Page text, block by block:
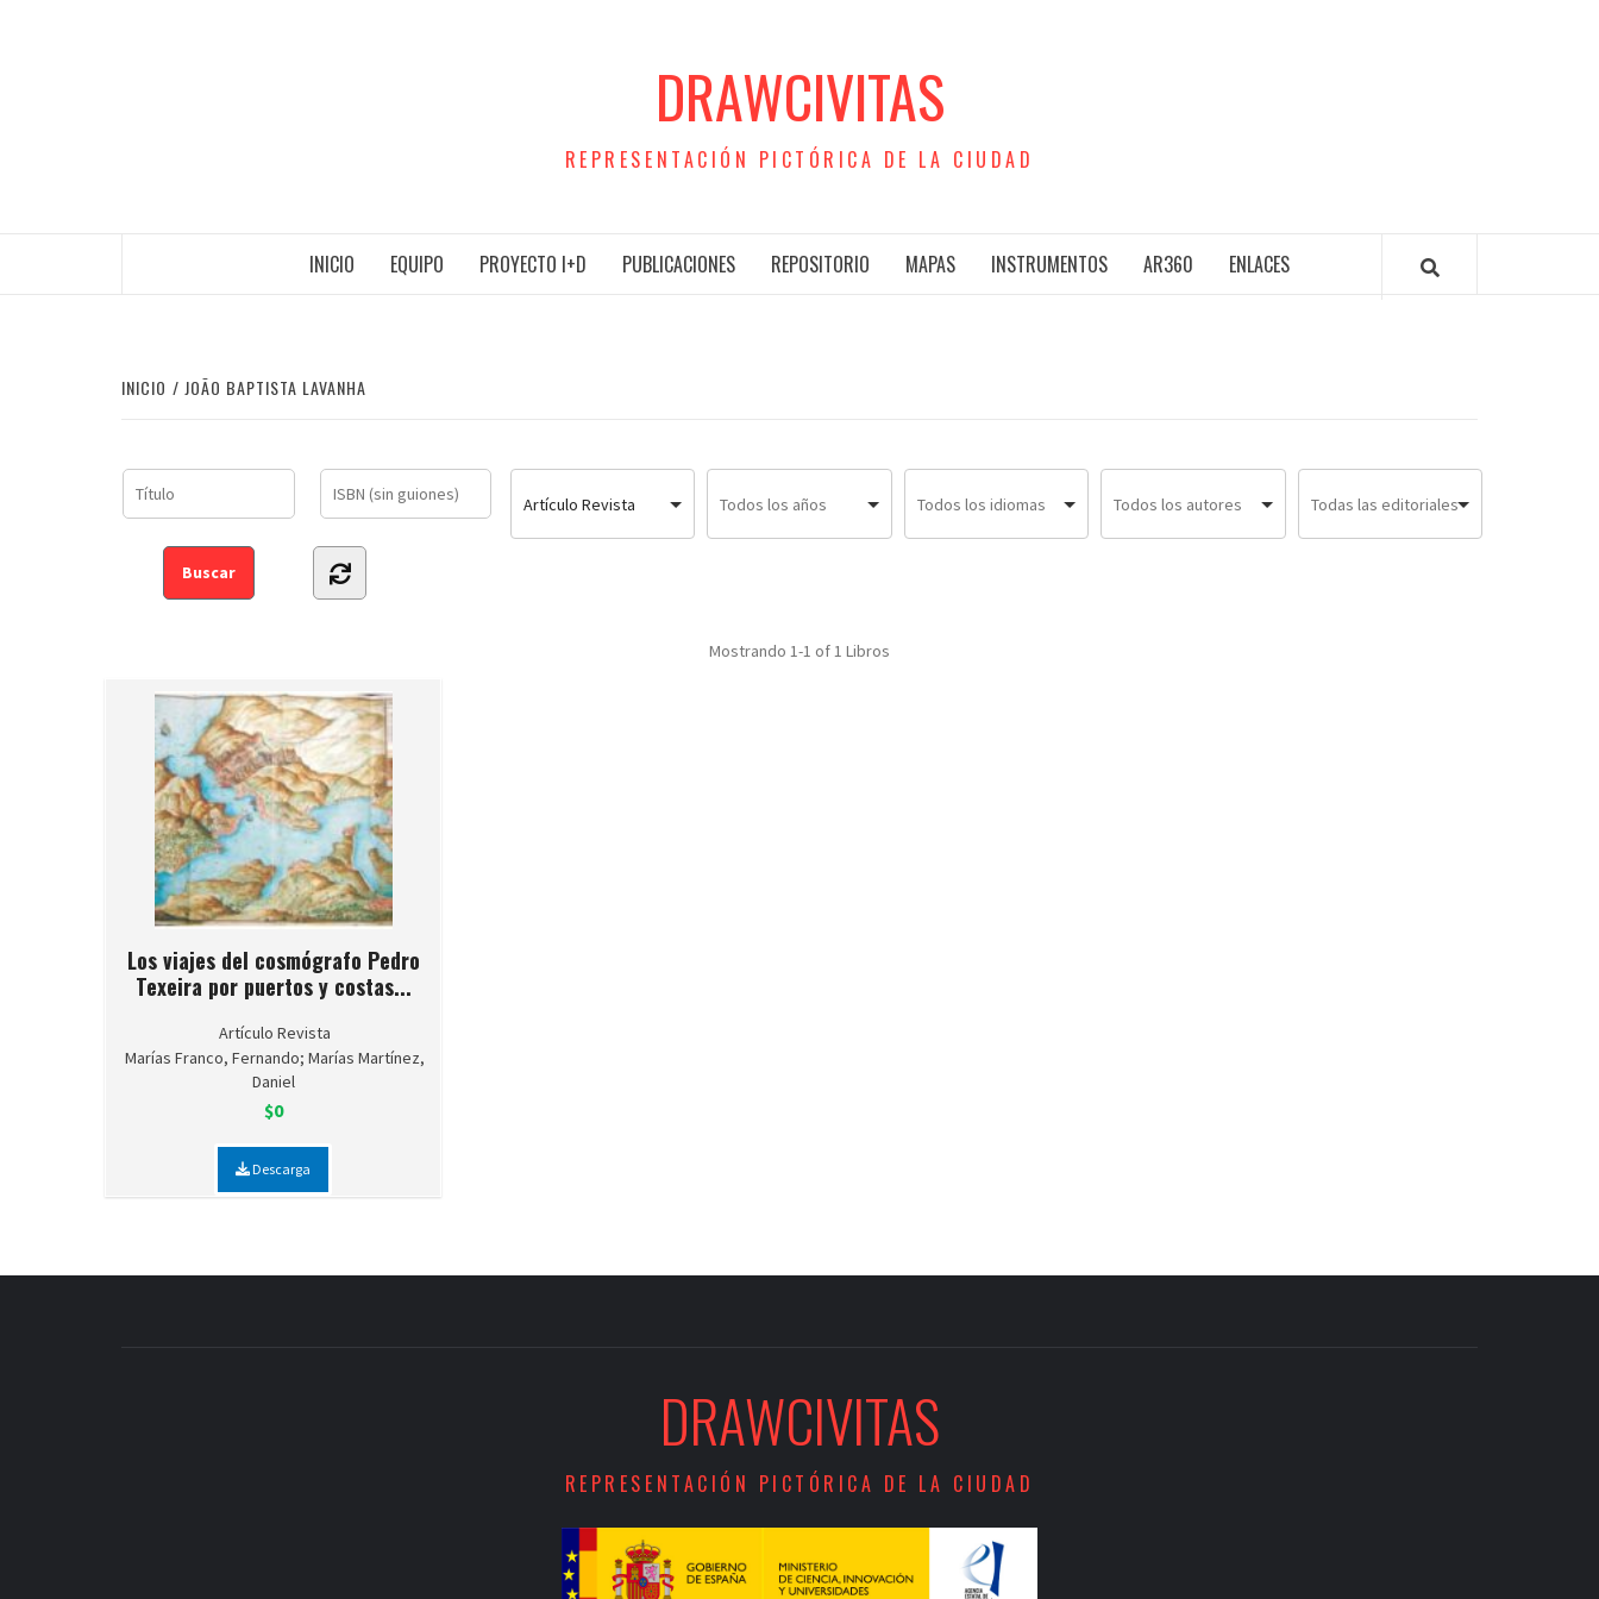
DRAWCIVITAS
REPRESENTACIÓN PICTÓRICA DE LA CIUDAD
INICIO EQUIPO PROYECTO I+D PUBLICACIONES REPOSITORIO MAPAS INSTRUMENTOS AR360 ENLACES
INICIO JOÃO BAPTISTA LAVANHA
Artículo Revista
Mostrando 1-1 of 1 Libros
Los viajes del cosmógrafo Pedro
Texeira por puertos y costas...
Artículo Revista
Marías Franco, Fernando; Marías Martínez,
Daniel
$0
Descarga
DRAWCIVITAS
REPRESENTACIÓN PICTÓRICA DE LA CIUDAD